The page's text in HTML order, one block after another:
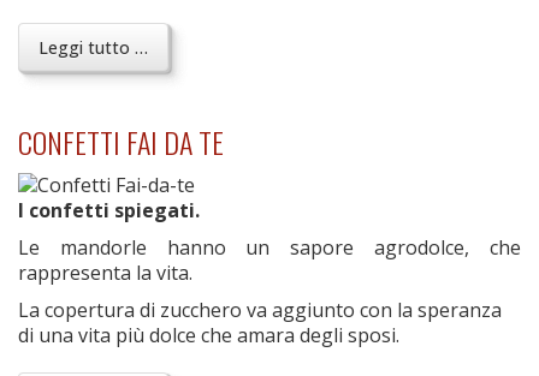
Leggi tutto …
CONFETTI FAI DA TE
I confetti spiegati.
Le mandorle hanno un sapore agrodolce, che
rappresenta la vita.
La copertura di zucchero va aggiunto con la speranza
di una vita più dolce che amara degli sposi.